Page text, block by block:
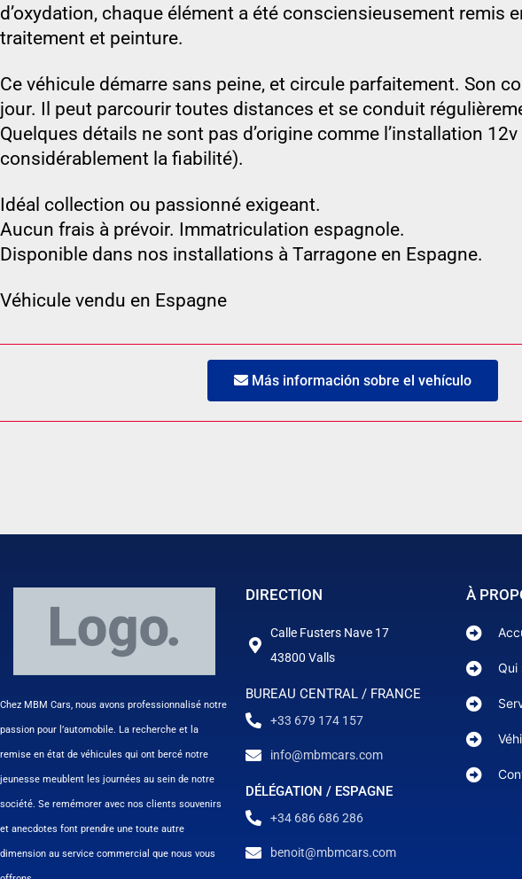
d’oxydation, chaque élément a été consciensieusement remis
traitement et peinture.
Ce véhicule démarre sans peine, et circule parfaitement. Son
jour. Il peut parcourir toutes distances et se conduit
Quelques détails ne sont pas d’origine comme l’installation
considérablement la fiabilité).
Idéal collection ou passionné exigeant.
Aucun frais à prévoir. Immatriculation espagnole.
Disponible dans nos installations à Tarragone en Espagne.
Véhicule vendu en Espagne
Más información sobre el vehículo
Chez MBM Cars, nous avons professionnalisé notre
passion pour l’automobile. La recherche et la
remise en état de véhicules qui ont bercé notre
jeunesse meublent les journées au sein de notre
société. Se remémorer avec nos clients souvenirs
et anecdotes font prendre une toute autre
dimension au service commercial que nous vous
DIRECTION
Calle Fusters Nave 17
43800 Valls
BUREAU CENTRAL / FRANCE
+33 679 174 157
info@mbmcars.com
DÉLÉGATION / ESPAGNE
+34 686 686 286
benoit@mbmcars.com
À
Qui